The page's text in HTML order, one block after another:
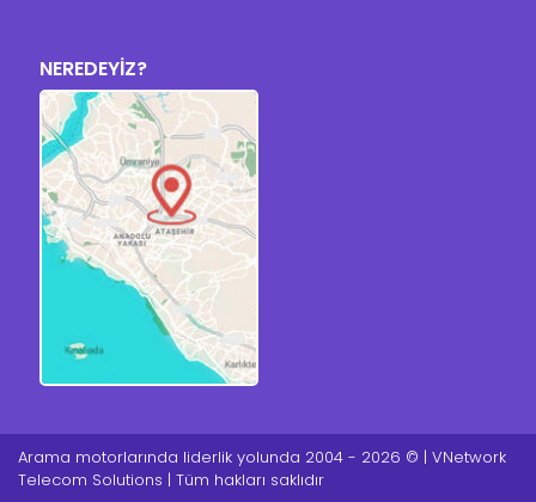
NEREDEYİZ?
Arama motorlarında liderlik yolunda 2004 - 2026 © | VNetwork
Telecom Solutions | Tüm hakları saklıdır